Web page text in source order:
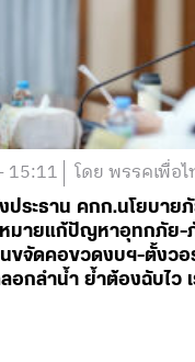
โดย พรรคเพื่อไท
งประธาน คกก.นโยบา
มายแก้ปัญหาอุทกภัย-ภั
ขจัดคอขวดงบฯ-ตั้งวอ
อกลำน้ำ ย้ำต้องฉับไว